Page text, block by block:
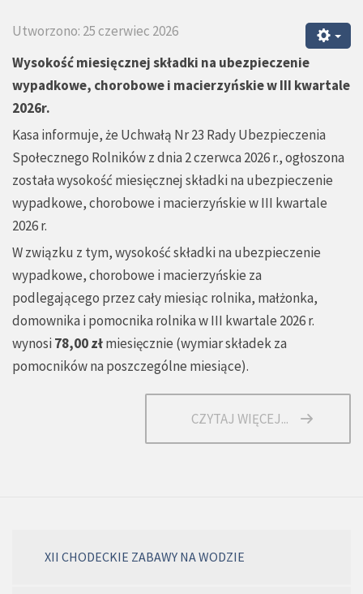
Utworzono: 25 czerwiec 2026
Wysokość miesięcznej składki na ubezpieczenie
wypadkowe, chorobowe i macierzyńskie w III kwartale
2026r.
Kasa informuje, że Uchwałą Nr 23 Rady Ubezpieczenia
Społecznego Rolników z dnia 2 czerwca 2026 r., ogłoszona
została wysokość miesięcznej składki na ubezpieczenie
wypadkowe, chorobowe i macierzyńskie w III kwartale
2026 r.
W związku z tym, wysokość składki na ubezpieczenie
wypadkowe, chorobowe i macierzyńskie za
podlegającego przez cały miesiąc rolnika, małżonka,
domownika i pomocnika rolnika w III kwartale 2026 r.
wynosi 78,00 złmiesięcznie (wymiar składek za
pomocników na poszczególne miesiące).
CZYTAJ WIĘCEJ...
XII CHODECKIE ZABAWY NA WODZIE